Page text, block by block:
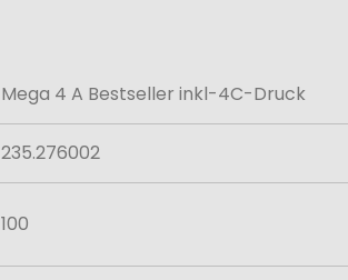
Mega 4 A Bestseller inkl-4C-Druck
235.276002
100